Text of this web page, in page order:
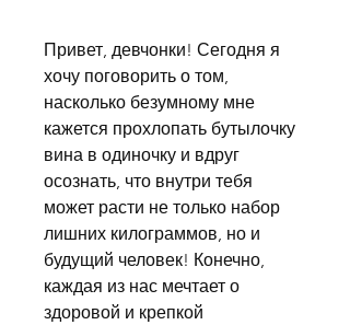
Привет, девчонки! Сегодня я
хочу поговорить о том,
насколько безумному мне
кажется прохлопать бутылочку
вина в одиночку и вдруг
осознать, что внутри тебя
может расти не только набор
лишних килограммов, но и
будущий человек! Конечно,
каждая из нас мечтает о
здоровой и крепкой